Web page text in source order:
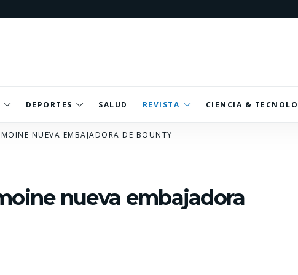
DEPORTES SALUD REVISTA CIENCIA &
NUEVA EMBAJADORA DE BOUNTY
nueva embajadora